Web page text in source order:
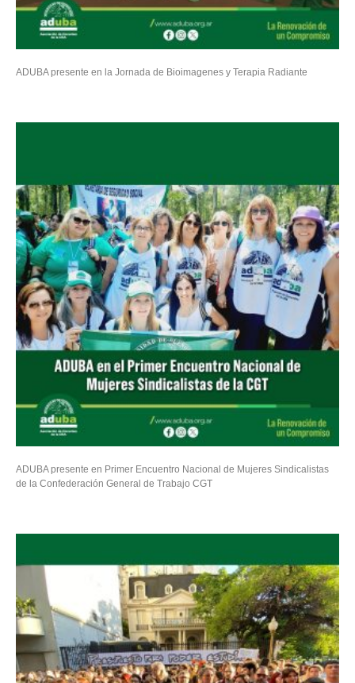
ADUBA presente en la Jornada de Bioimagenes y Terapia Radiante
ADUBA presente en Primer Encuentro Nacional de Mujeres Sindicalistas
de la Confederación General de Trabajo CGT